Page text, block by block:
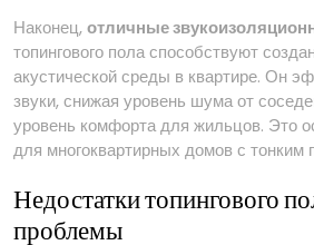
Наконец,отличные
топингового пола способствуют
акустической среды в квартире. Он
звуки, снижая уровень шума от
уровень комфорта для жильцов. Это
для многоквартирных домов с тонким
Недостатки топингового
проблемы